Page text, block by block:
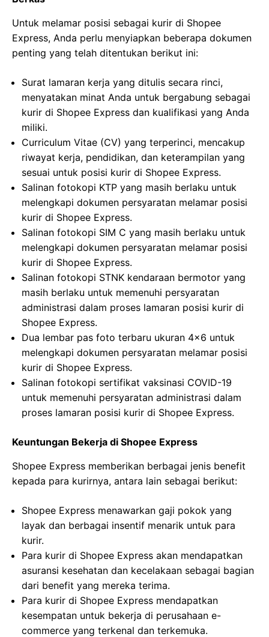
Untuk melamar posisi sebagai kurir di Shopee
Express, Anda perlu menyiapkan beberapa dokumen
penting yang telah ditentukan berikut ini:
Surat lamaran kerja yang ditulis secara rinci,
menyatakan minat Anda untuk bergabung sebagai
kurir di Shopee Express dan kualifikasi yang Anda
miliki.
Curriculum Vitae (CV) yang terperinci, mencakup
riwayat kerja, pendidikan, dan keterampilan yang
sesuai untuk posisi kurir di Shopee Express.
Salinan fotokopi KTP yang masih berlaku untuk
melengkapi dokumen persyaratan melamar posisi
kurir di Shopee Express.
Salinan fotokopi SIM C yang masih berlaku untuk
melengkapi dokumen persyaratan melamar posisi
kurir di Shopee Express.
Salinan fotokopi STNK kendaraan bermotor yang
masih berlaku untuk memenuhi persyaratan
administrasi dalam proses lamaran posisi kurir di
Shopee Express.
Dua lembar pas foto terbaru ukuran 4×6 untuk
melengkapi dokumen persyaratan melamar posisi
kurir di Shopee Express.
Salinan fotokopi sertifikat vaksinasi COVID-19
untuk memenuhi persyaratan administrasi dalam
proses lamaran posisi kurir di Shopee Express.
Keuntungan Bekerja di Shopee Express
Shopee Express memberikan berbagai jenis benefit
kepada para kurirnya, antara lain sebagai berikut:
Shopee Express menawarkan gaji pokok yang
layak dan berbagai insentif menarik untuk para
kurir.
Para kurir di Shopee Express akan mendapatkan
asuransi kesehatan dan kecelakaan sebagai bagian
dari benefit yang mereka terima.
Para kurir di Shopee Express mendapatkan
kesempatan untuk bekerja di perusahaan e-
commerce yang terkenal dan terkemuka.